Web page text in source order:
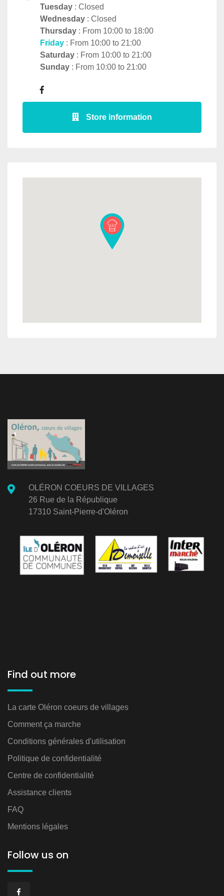
Tuesday : Closed
Wednesday : Closed
Thursday : From 10:00 to 18:00
Friday : From 10:00 to 21:00
Saturday : From 10:00 to 21:00
Sunday : From 10:00 to 21:00
Store information
OLÉRON COEURS DE VILLAGES
26 Rue de la République
17310 Saint-Pierre-d'Oléron
Find out more
La carte Oléron coeurs de villages
Comment ça marche
Conditions générales d'utilisation
Politique de confidentialité
Centre de confidentialité
Assistance clients
FAQ
Mentions légales
Follow us on